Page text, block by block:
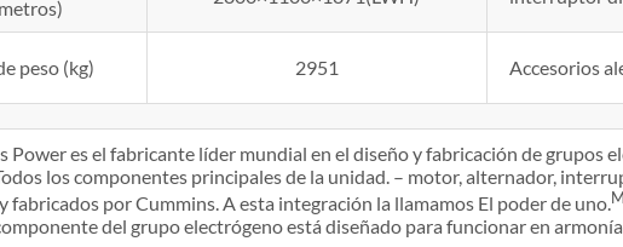
peso (kg) 2951 Accesorios
Power es el fabricante líder mundial en el diseño y fabricación de grupos
los componentes principales de la unidad. – motor, alternador,
fabricados por Cummins. A esta integración la llamamos El poder de uno.
del grupo electrógeno está diseñado para funcionar en